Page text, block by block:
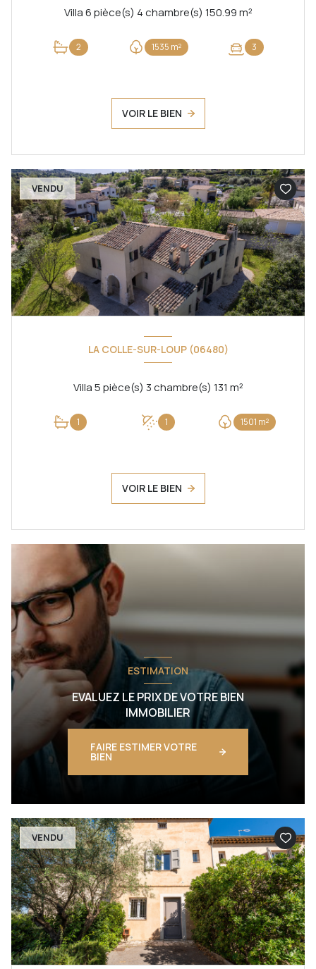
Villa 6 pièce(s) 4 chambre(s) 150.99 m²
2 1535 m² 3
VOIR LE BIEN
VENDU
LA COLLE-SUR-LOUP (06480)
Villa 5 pièce(s) 3 chambre(s) 131 m²
1 1 1501 m²
VOIR LE BIEN
ESTIMATION
EVALUEZ LE PRIX DE VOTRE BIEN
IMMOBILIER
FAIRE ESTIMER VOTRE
BIEN
VENDU